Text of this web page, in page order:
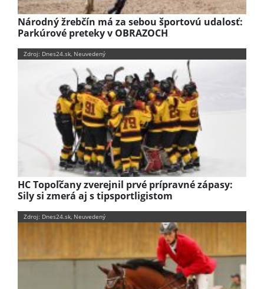
Národný žrebčín má za sebou športovú udalosť:
Parkúrové preteky v OBRAZOCH
Zdroj: Dnes24.sk, Neuvedený
HC Topoľčany zverejnil prvé prípravné zápasy:
Sily si zmerá aj s tipsportligistom
Zdroj: Dnes24.sk, Neuvedený